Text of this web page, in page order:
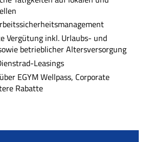
Vergütung inkl. Urlaubs- und
betrieblicher Altersversorgung
Leasings
EGYM Wellpass, Corporate
Rabatte